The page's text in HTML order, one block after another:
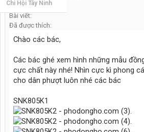
Chi Hội Tây Ninh
Tham gia:
Bài viết:
Đã được thích:
Chào các bác,
Các bác ghé xem hình những mẫu
cực chất này nhé! Nhìn cực kì phong
cho dân phượt luôn nhé các bác
SNK805K1